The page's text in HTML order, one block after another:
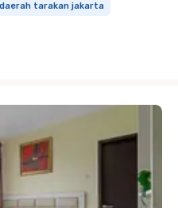
tarakan jakarta